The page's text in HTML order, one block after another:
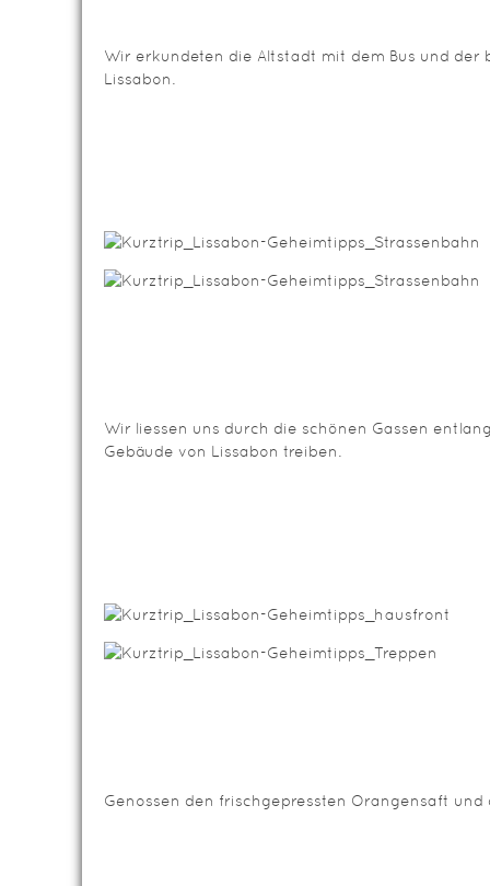
Wir erkundeten die Altstadt mit dem Bus und der
Lissabon.
Wir liessen uns durch die schönen Gassen
Gebäude von Lissabon treiben.
Genossen den frischgepressten Orangensaft und